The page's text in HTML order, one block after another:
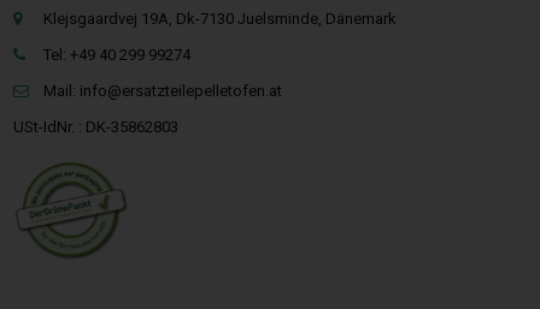
Klejsgaardvej 19A, Dk-7130 Juelsminde, Dänemark
Tel: +49 40 299 99274
Mail: info@ersatzteilepelletofen.at
USt-IdNr. : DK-35862803